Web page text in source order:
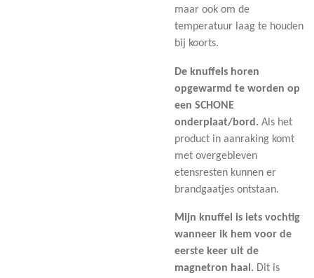
maar ook om de
temperatuur laag te houden
bij koorts.
De knuffels horen
opgewarmd te worden op
een SCHONE
onderplaat/bord. Als het
product in aanraking komt
met overgebleven
etensresten kunnen er
brandgaatjes ontstaan.
Mijn knuffel is iets vochtig
wanneer ik hem voor de
eerste keer uit de
magnetron haal. Dit is